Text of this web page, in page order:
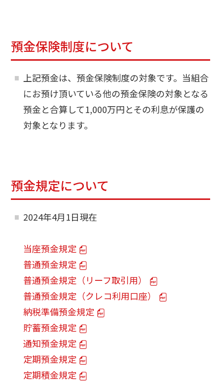
預金保険制度について
上記預金は、預金保険制度の対象です。当組合
にお預け頂いている他の預金保険の対象となる
預金と合算して1,000万円とその利息が保護の
対象となります。
預金規定について
2024年4月1日現在
当座預金規定
普通預金規定
普通預金規定（リーフ取引用）
普通預金規定（クレコ利用口座）
納税準備預金規定
貯蓄預金規定
通知預金規定
定期預金規定
定期積金規定